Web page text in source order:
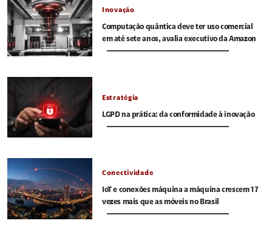
Inovação
Computação quântica deve ter uso comercial
em até sete anos, avalia executivo da Amazon
Estratégia
LGPD na prática: da conformidade à inovação
Conectividade
IoT e conexões máquina a máquina crescem 17
vezes mais que as móveis no Brasil